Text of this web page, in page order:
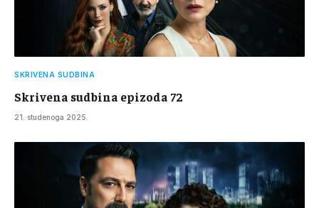
SKRIVENA SUDBINA
Skrivena sudbina epizoda 72
21. studenoga 2025.